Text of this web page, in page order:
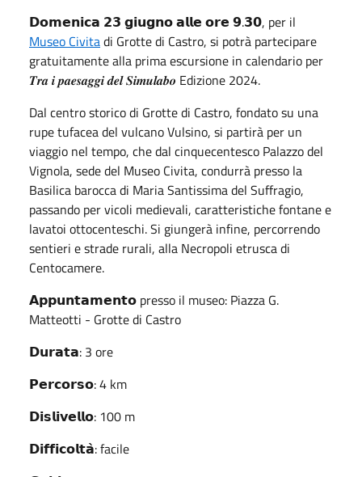
𝗗𝗼𝗺𝗲𝗻𝗶𝗰𝗮 𝟮𝟯 𝗴𝗶𝘂𝗴𝗻𝗼 𝗮𝗹𝗹𝗲 𝗼𝗿𝗲 𝟵.𝟯𝟬, per il
Museo Civitadi Grotte di Castro, si potrà partecipare
gratuitamente alla prima escursione in calendario per
𝑻𝒓𝒂 𝒊 𝒑𝒂𝒆𝒔𝒂𝒈𝒈𝒊 𝒅𝒆𝒍 𝑺𝒊𝒎𝒖𝒍𝒂𝒃𝒐 Edizione 2024.
Dal centro storico di Grotte di Castro, fondato su una
rupe tufacea del vulcano Vulsino, si partirà per un
viaggio nel tempo, che dal cinquecentesco Palazzo del
Vignola, sede del Museo Civita, condurrà presso la
Basilica barocca di Maria Santissima del Suffragio,
passando per vicoli medievali, caratteristiche fontane e
lavatoi ottocenteschi. Si giungerà infine, percorrendo
sentieri e strade rurali, alla Necropoli etrusca di
Centocamere.
𝗔𝗽𝗽𝘂𝗻𝘁𝗮𝗺𝗲𝗻𝘁𝗼 presso il museo: Piazza G.
Matteotti - Grotte di Castro
𝗗𝘂𝗿𝗮𝘁𝗮: 3 ore
𝗣𝗲𝗿𝗰𝗼𝗿𝘀𝗼: 4 km
𝗗𝗶𝘀𝗹𝗶𝘃𝗲𝗹𝗹𝗼: 100 m
𝗗𝗶𝗳𝗳𝗶𝗰𝗼𝗹𝘁𝗮̀: facile